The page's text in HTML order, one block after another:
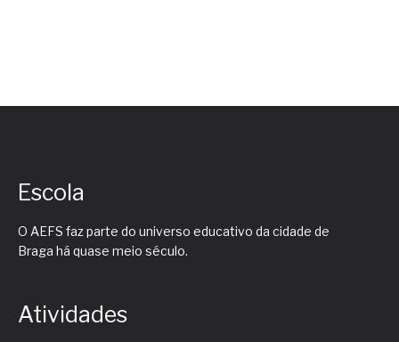
Escola
O AEFS faz parte do universo educativo da cidade de
Braga há quase meio século.
Atividades